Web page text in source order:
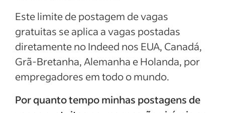
Este limite de postagem de vagas
gratuitas se aplica a vagas postadas
diretamente no Indeed nos EUA, Canadá,
Grã-Bretanha, Alemanha e Holanda, por
empregadores em todo o mundo.
Por quanto tempo minhas postagens de